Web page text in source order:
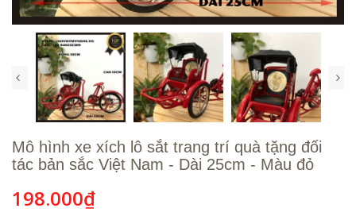
Mô hình xe xích lô sắt trang trí quà tặng đối
tác bản sắc Việt Nam - Dài 25cm - Màu đỏ
198.000₫